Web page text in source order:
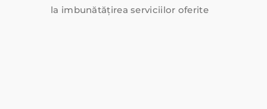
la imbunătățirea serviciilor oferite